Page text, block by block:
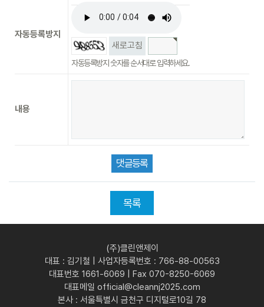
자동등록방지
새로고침
자동등록방지 숫자를 순서대로 입력하세요.
내용
목록
(주)클린앤제이
대표 : 김기철 | 사업자등록번호 : 766-88-00563
대표번호 1661-6069 | Fax 070-8250-6069
대표메일 official@cleannj2025.com
본사 : 서울특별시 금천구 디지털로10길 78